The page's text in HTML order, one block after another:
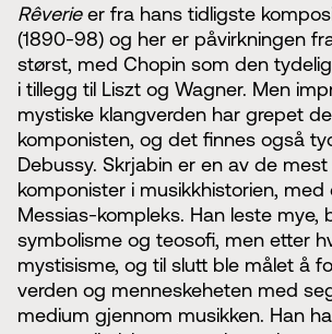
Rêverieer fra hans tidligste
(1890-98) og her er påvirkningen
størst, med Chopin som den
i tillegg til Liszt og Wagner. Men
mystiske klangverden har grepet
komponisten, og det finnes også
Debussy. Skrjabin er en av de
komponister i musikkhistorien, med
Messias-kompleks. Han leste mye,
symbolisme og teosofi, men etter
mystisisme, og til slutt ble målet å
verden og menneskeheten med
medium gjennom musikken. Han